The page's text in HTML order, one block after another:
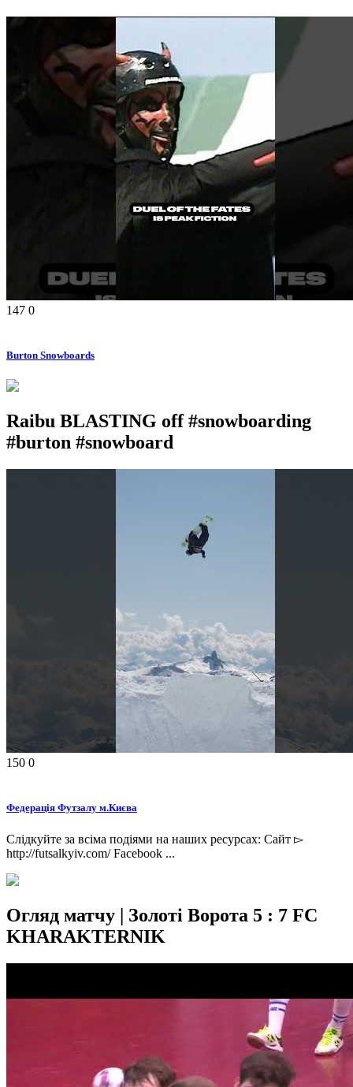
147 0
Burton Snowboards
Raibu BLASTING off #snowboarding
#burton #snowboard
150 0
Федерація Футзалу м.Києва
Слідкуйте за всіма подіями на наших ресурсах: Сайт ▻
http://futsalkyiv.com/ Facebook ...
Огляд матчу | Золоті Ворота 5 : 7 FC
KHARAKTERNIK